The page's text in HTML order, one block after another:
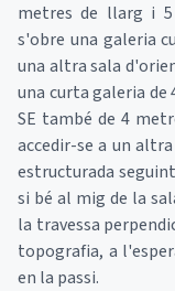
metres de llarg i
s'obre una galeria
una altra sala
una curta galeria de
SE també de 4
accedir-se a un
estructurada
si bé al mig de la
la travessa
topografia, a
en la passi.